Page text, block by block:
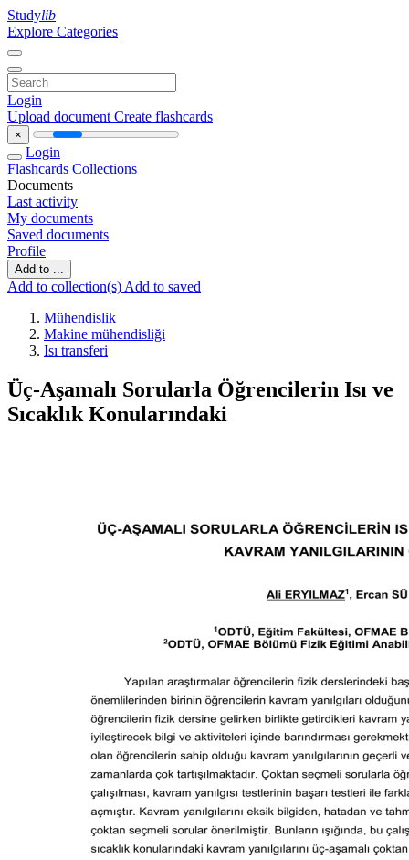
Studylib
Explore Categories
Login
Upload document Create flashcards
×
Login
Flashcards Collections
Documents
Last activity
My documents
Saved documents
Profile
Add to ...
Add to collection(s) Add to saved
Mühendislik
Makine mühendisliği
Isı transferi
Üç-Aşamalı Sorularla Öğrencilerin Isı ve
Sıcaklık Konularındaki